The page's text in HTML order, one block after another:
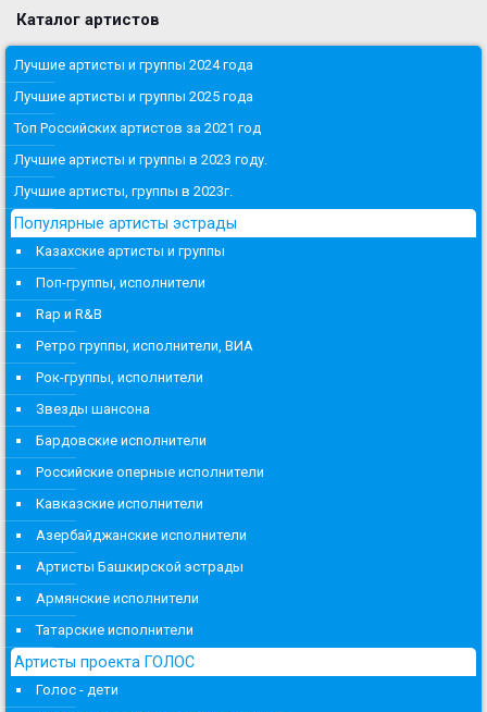
Каталог артистов
Лучшие артисты и группы 2024 года
Лучшие артисты и группы 2025 года
Топ Российских артистов за 2021 год
Лучшие артисты и группы в 2023 году.
Лучшие артисты, группы в 2023г.
Популярные артисты эстрады
Казахские артисты и группы
Поп-группы, исполнители
Rap и R&B
Ретро группы, исполнители, ВИА
Рок-группы, исполнители
Звезды шансона
Бардовские исполнители
Российские оперные исполнители
Кавказские исполнители
Азербайджанские исполнители
Артисты Башкирской эстрады
Армянские исполнители
Татарские исполнители
Артисты проекта ГОЛОС
Голос - дети